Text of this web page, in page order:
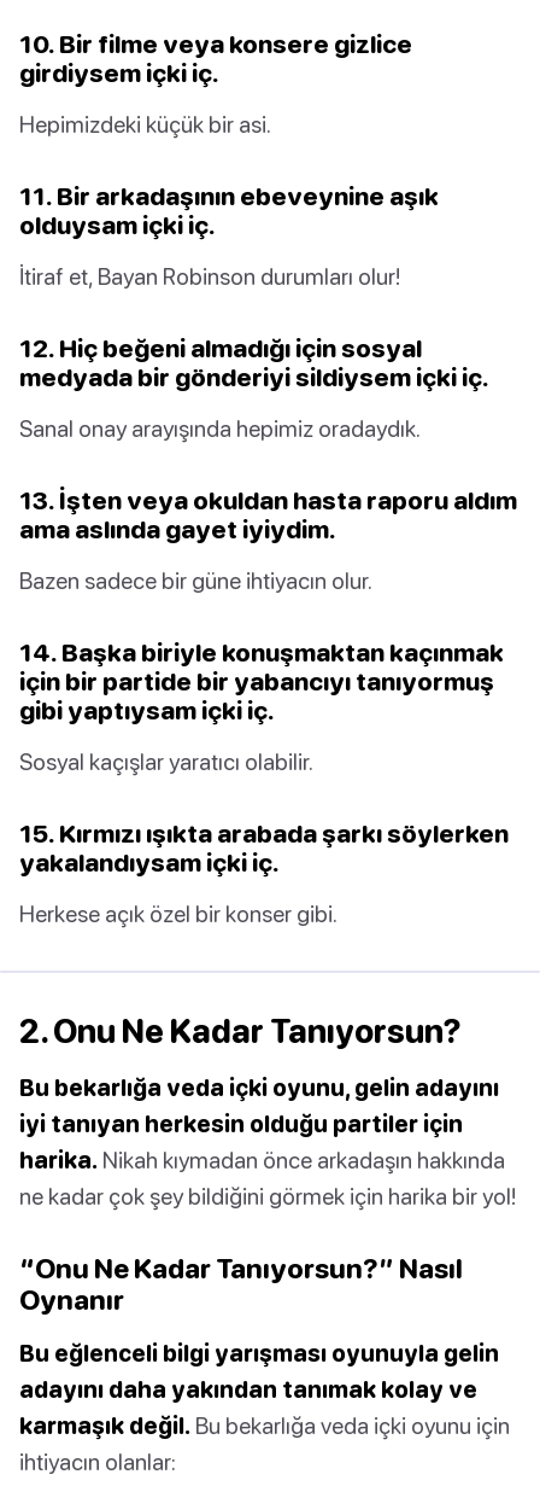
10. Bir filme veya konsere gizlice
girdiysem içki iç.
Hepimizdeki küçük bir asi.
11. Bir arkadaşının ebeveynine aşık
olduysam içki iç.
İtiraf et, Bayan Robinson durumları olur!
12. Hiç beğeni almadığı için sosyal
medyada bir gönderiyi sildiysem içki iç.
Sanal onay arayışında hepimiz oradaydık.
13. İşten veya okuldan hasta raporu aldım
ama aslında gayet iyiydim.
Bazen sadece bir güne ihtiyacın olur.
14. Başka biriyle konuşmaktan kaçınmak
için bir partide bir yabancıyı tanıyormuş
gibi yaptıysam içki iç.
Sosyal kaçışlar yaratıcı olabilir.
15. Kırmızı ışıkta arabada şarkı söylerken
yakalandıysam içki iç.
Herkese açık özel bir konser gibi.
2. Onu Ne Kadar Tanıyorsun?
Bu bekarlığa veda içki oyunu, gelin adayını
iyi tanıyan herkesin olduğu partiler için
harika. Nikah kıymadan önce arkadaşın hakkında
ne kadar çok şey bildiğini görmek için harika bir yol!
“Onu Ne Kadar Tanıyorsun?” Nasıl
Oynanır
Bu eğlenceli bilgi yarışması oyunuyla gelin
adayını daha yakından tanımak kolay ve
karmaşık değil. Bu bekarlığa veda içki oyunu için
ihtiyacın olanlar: